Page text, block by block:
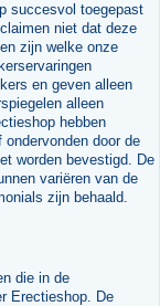
succesvol toegepast
niet dat deze
zijn welke onze
en geven alleen
alleen
hebben
door de
worden bevestigd. De
variëren van de
zijn behaald.
die in de
Erectieshop. De